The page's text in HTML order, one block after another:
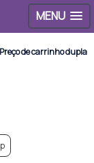
MENU
Preço de carrinho dupla